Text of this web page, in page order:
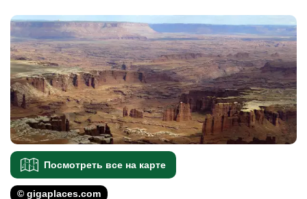
Посмотреть все на карте
© gigaplaces.com